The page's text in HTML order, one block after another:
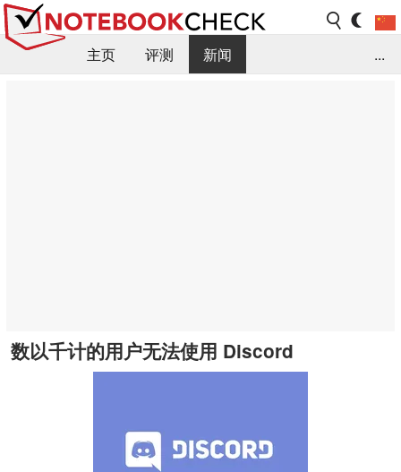
主页 评测
新闻
...
数以千计的用户无法使用 Discord